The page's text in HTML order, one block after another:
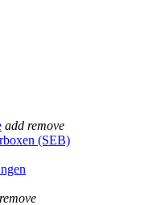
add remove
(SEB)
remove